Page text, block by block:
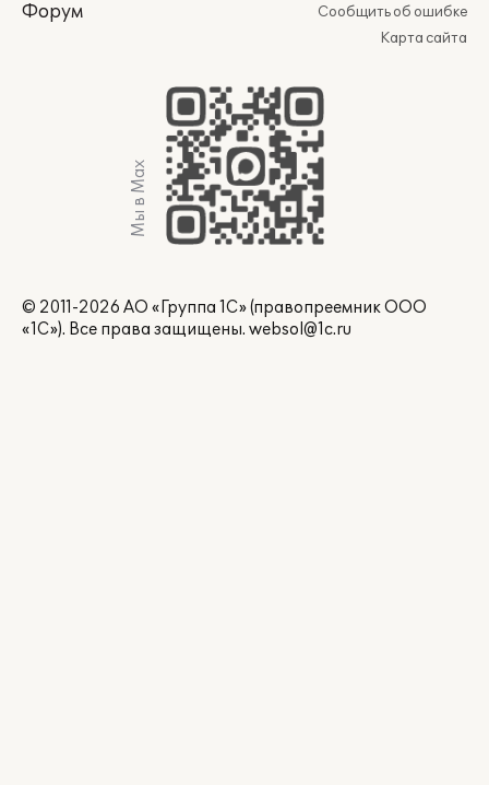
Форум
Сообщить об ошибке
Карта сайта
Мы в Max
© 2011-2026 АО «Группа 1С» (правопреемник ООО
«1С»). Все права защищены. websol@1c.ru